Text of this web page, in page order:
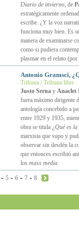
Diario de invierno, de
estratégicamente
escribe. ¿Y la voz
funciona muy bien. Es
manera de examinarse
como si pudiera
plasmar en el relato (por
Antonio Gramsci,
Tribuna / Tribuna libre
Justo Sernay Anaclet
fuera máximo dirigente
antología concebido a
entre 1929 y 1935,
obra se titula ¿Qué es
marxista que supo y
observar sin desdén la
que entonces escribió
los mass media
- 5 - 6 - 7 - 8